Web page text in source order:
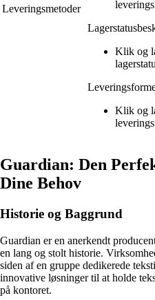
Leveringsmetoder
Klik og
Klik og
Guardian: Den
Dine Behov
Historie og Baggrund
Guardian er en anerkendt
en lang og stolt historie.
siden af en gruppe dedikerede
innovative løsninger til at holde
på kontoret.